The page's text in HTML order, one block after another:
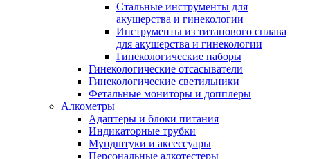
Стальные инструменты для
акушерства и гинекологии
Инструменты из титанового сплава
для акушерства и гинекологии
Гинекологические наборы
Гинекологические отсасыватели
Гинекологические светильники
Фетальные мониторы и допплеры
Алкометры
Адаптеры и блоки питания
Индикаторные трубки
Мундштуки и аксессуары
Персональные алкотестеры